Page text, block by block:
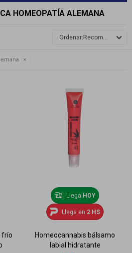
HOMEOPATÍA ALEMANA
Recomendados
frío
Llega HOY
Llega en 2 HS
Homeocannabis bálsamo
labial hidratante